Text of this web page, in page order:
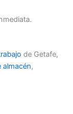
de Getafe,
almacén,